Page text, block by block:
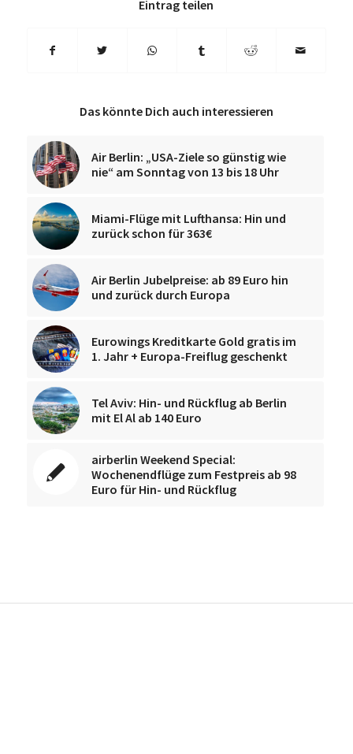
Eintrag teilen
Das könnte Dich auch interessieren
Air Berlin: „USA-Ziele so günstig wie
nie“ am Sonntag von 13 bis 18 Uhr
Miami-Flüge mit Lufthansa: Hin und
zurück schon für 363€
Air Berlin Jubelpreise: ab 89 Euro hin
und zurück durch Europa
Eurowings Kreditkarte Gold gratis im
1. Jahr + Europa-Freiflug geschenkt
Tel Aviv: Hin- und Rückflug ab Berlin
mit El Al ab 140 Euro
airberlin Weekend Special:
Wochenendflüge zum Festpreis ab 98
Euro für Hin- und Rückflug